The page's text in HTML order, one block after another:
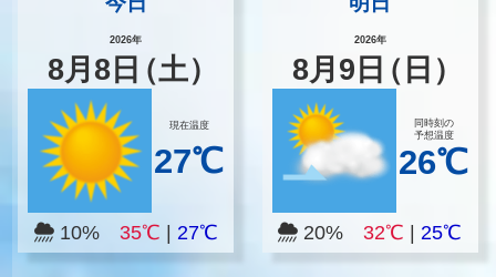
2026年
8月8 日（土）
現在温度
27℃
10% 35℃ 27℃
2026年
8月 9 日（日）
同時刻の
予想温度
26℃
20%32℃ |25℃